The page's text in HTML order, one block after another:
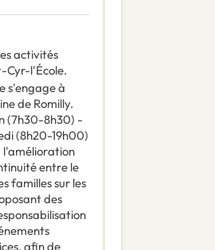
activités
Cyr-l'École.
s'engage à
de Romilly.
(7h30-8h30) -
(8h20-19h00)
l'amélioration
entre le
familles sur les
des
afin de